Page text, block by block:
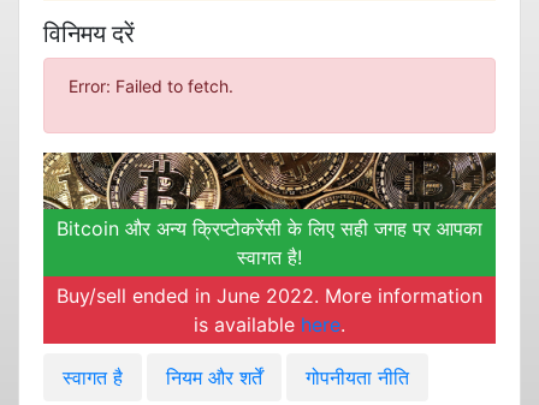
विनिमय दरें
Error: Failed to fetch.
Bitcoin और अन्य क्रिप्टोकरेंसी के लिए सही जगह पर आपका
स्वागत है!
Buy/sell ended in June 2022. More information
is available here.
स्वागत है नियम और शर्तें गोपनीयता नीति